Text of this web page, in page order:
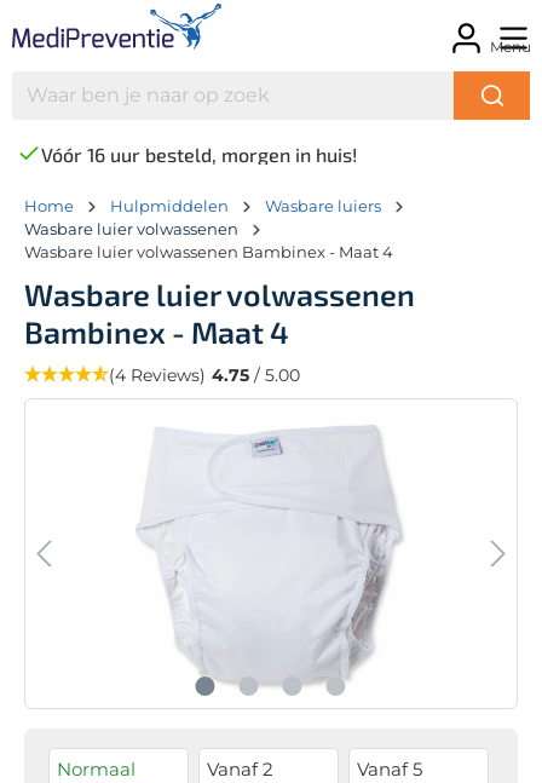
Menu
Vóór 16 uur besteld, morgen in huis!
Home Hulpmiddelen
Wasbare luiers
Wasbare luier volwassenen
Wasbare luier volwassenen Bambinex - Maat 4
Wasbare luier volwassenen
Bambinex - Maat 4
(4 Reviews) 4.75 / 5.00
Normaal Vanaf 2 Vanaf 5